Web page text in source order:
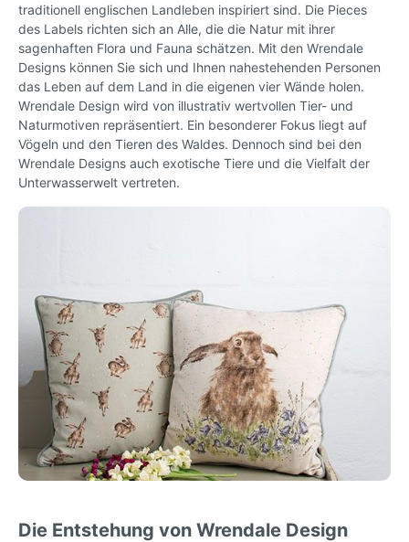
traditionell englischen Landleben inspiriert sind. Die Pieces
des Labels richten sich an Alle, die die Natur mit ihrer
sagenhaften Flora und Fauna schätzen. Mit den Wrendale
Designs können Sie sich und Ihnen nahestehenden Personen
das Leben auf dem Land in die eigenen vier Wände holen.
Wrendale Design wird von illustrativ wertvollen Tier- und
Naturmotiven repräsentiert. Ein besonderer Fokus liegt auf
Vögeln und den Tieren des Waldes. Dennoch sind bei den
Wrendale Designs auch exotische Tiere und die Vielfalt der
Unterwasserwelt vertreten.
Die Entstehung von Wrendale Design